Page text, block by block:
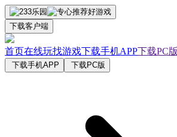
下载客户端
首页在线玩找游戏下载手机APP下载PC版
下载手机APP 下载PC版